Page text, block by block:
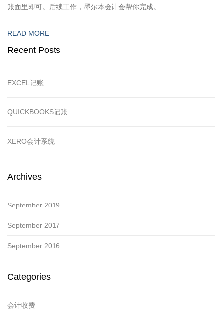
账面里即可。后续工作，墨尔本会计会帮你完成。
READ MORE
Recent Posts
EXCEL记账
QUICKBOOKS记账
XERO会计系统
Archives
September 2019
September 2017
September 2016
Categories
会计收费